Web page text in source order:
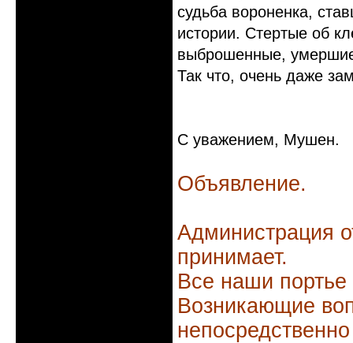
судьба вороненка,
истории. Стертые об
выброшенные,
Так что, очень даже
С уважением, Мушен.
Объявление.
Администрация
принимает.
Все наши
Возникающие